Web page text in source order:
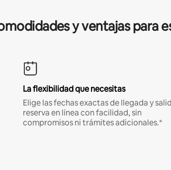
y ventajas para
La flexibilidad que necesitas
Elige las fechas exactas de llegada y
reserva en línea con facilidad, sin
compromisos ni trámites adicionales.*